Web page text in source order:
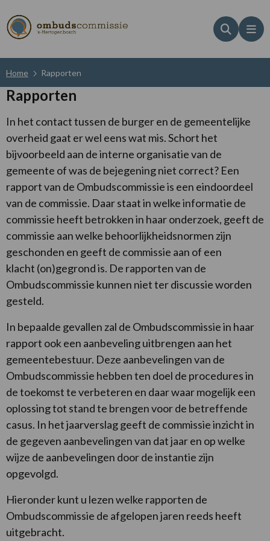
Zoeken
Home Rapporten
Rapporten
In het contact tussen de burger en de gemeentelijke
overheid gaat er wel eens wat mis. Schort het
bijvoorbeeld aan de interne organisatie van de
gemeente of was de bejegening niet correct? Een
rapport van de Ombudscommissie is een eindoordeel
van de commissie. Daar staat in welke informatie de
commissie heeft betrokken in haar onderzoek, geeft de
commissie aan welke behoorlijkheidsnormen zijn
geschonden en geeft de commissie aan of een
klacht (on)gegrond is. De rapporten van de
Ombudscommissie kunnen niet ter discussie worden
gesteld.
In bepaalde gevallen zal de Ombudscommissie in haar
rapport ook een aanbeveling uitbrengen aan het
gemeentebestuur. Deze aanbevelingen van de
Ombudscommissie hebben ten doel de procedures in
de toekomst te verbeteren en daar waar mogelijk een
oplossing tot stand te brengen voor de betreffende
casus. In het jaarverslag geeft de commissie inzicht in
de gegeven aanbevelingen van dat jaar en op welke
wijze de aanbevelingen door de instantie zijn
opgevolgd.
Hieronder kunt u lezen welke rapporten de
Ombudscommissie de afgelopen jaren reeds heeft
uitgebracht.